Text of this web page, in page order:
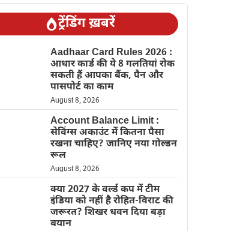
ट्रेंडिंग ख़बरें
Aadhaar Card Rules 2026 :
आधार कार्ड की ये 8 गलतियां रोक
सकती हैं आपका बैंक, पैन और
पासपोर्ट का काम
August 8, 2026
Account Balance Limit :
सेविंग्स अकाउंट में कितना पैसा
रखना चाहिए? जानिए नया गोल्डन
रूल
August 8, 2026
क्या 2027 के वर्ल्ड कप में टीम
इंडिया को नहीं है रोहित-विराट की
जरूरत? शिखर धवन दिया बड़ा
बयान